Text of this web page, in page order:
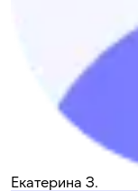
Екатерина З.